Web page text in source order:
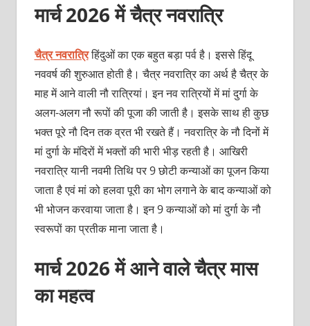
मार्च 2026 में चैत्र नवरात्रि
चैत्र नवरात्रिहिंदुओं का एक बहुत बड़ा पर्व है। इससे हिंदू
नववर्ष की शुरुआत होती है। चैत्र नवरात्रि का अर्थ है चैत्र के
माह में आने वाली नौ रात्रियां। इन नव रात्रियों में मां दुर्गा के
अलग-अलग नौ रूपों की पूजा की जाती है। इसके साथ ही कुछ
भक्‍त पूरे नौ दिन तक व्रत भी रखते हैं। नवरात्रि के नौ दिनों में
मां दुर्गा के मंदिरों में भक्‍तों की भारी भीड़ रहती है। आखिरी
नवरात्रि यानी नवमी तिथि पर 9 छोटी कन्‍याओं का पूजन किया
जाता है एवं मां को हलवा पूरी का भोग लगाने के बाद कन्‍याओं को
भी भोजन करवाया जाता है। इन 9 कन्‍याओं को मां दुर्गा के नौ
स्‍वरूपों का प्रतीक माना जाता है।
मार्च 2026 में आने वाले चैत्र मास
का महत्‍व